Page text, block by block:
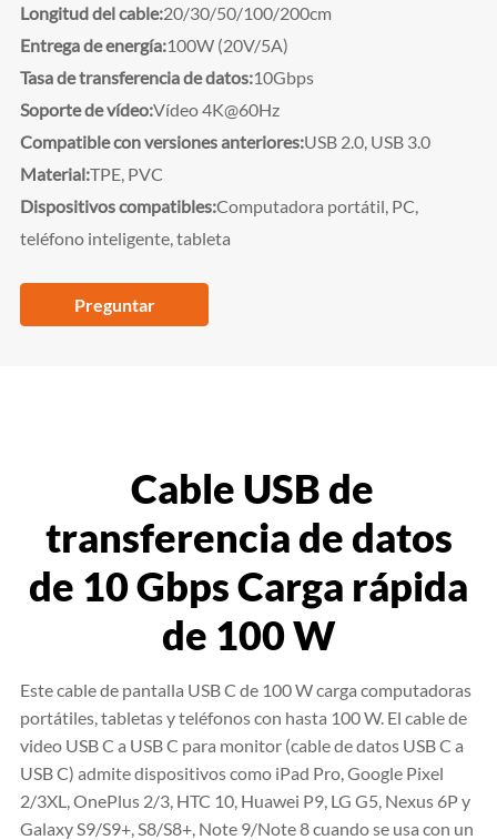
Longitud del cable:20/30/50/100/200cm
Entrega de energía:100W (20V/5A)
Tasa de transferencia de datos:10Gbps
Soporte de vídeo:Vídeo 4K@60Hz
Compatible con versiones anteriores:USB 2.0, USB 3.0
Material:TPE, PVC
Dispositivos compatibles:Computadora portátil, PC,
teléfono inteligente, tableta
Preguntar
Cable USB de
transferencia de datos
de 10 Gbps Carga rápida
de 100 W
Este cable de pantalla USB C de 100 W carga computadoras
portátiles, tabletas y teléfonos con hasta 100 W. El cable de
video USB C a USB C para monitor (cable de datos USB C a
USB C) admite dispositivos como iPad Pro, Google Pixel
2/3XL, OnePlus 2/3, HTC 10, Huawei P9, LG G5, Nexus 6P y
Galaxy S9/S9+, S8/S8+, Note 9/Note 8 cuando se usa con un